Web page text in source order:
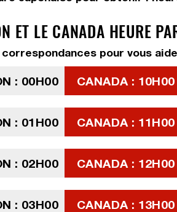
ET LE CANADA HEURE
pour vous
: 00H00 CANADA :
: 01H00 CANADA :
: 02H00 CANADA :
: 03H00 CANADA :